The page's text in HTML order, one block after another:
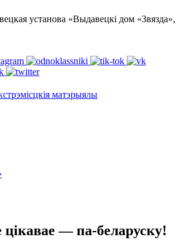
установа «Выдавецкі дом «Звязда»,
матэрыялы
цікавае — па-беларуску!